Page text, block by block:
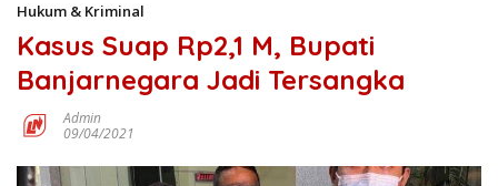
Hukum & Kriminal
Kasus Suap Rp2,1 M, Bupati
Banjarnegara Jadi Tersangka
Admin
09/04/2021